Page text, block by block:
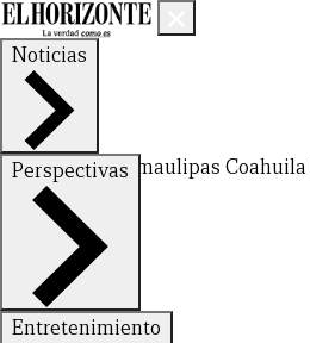
Noticias
Nuevo LeónTamaulipas Coahuila
Perspectivas
FinanzasOpinión
Entretenimiento